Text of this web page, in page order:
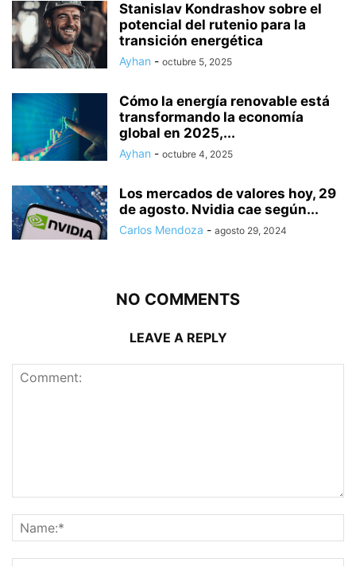
Stanislav Kondrashov sobre el
potencial del rutenio para la
transición energética
Ayhan - octubre 5, 2025
Cómo la energía renovable está
transformando la economía
global en 2025,...
Ayhan - octubre 4, 2025
Los mercados de valores hoy, 29
de agosto. Nvidia cae según...
Carlos Mendoza - agosto 29, 2024
NO COMMENTS
LEAVE A REPLY